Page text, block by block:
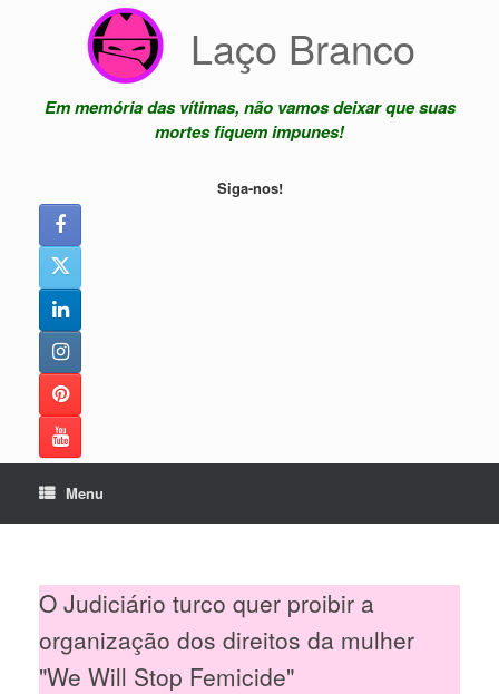
Laço Branco
Em memória das vítimas, não vamos deixar que suas
mortes fiquem impunes!
Siga-nos!
Menu
O Judiciário turco quer proibir a
organização dos direitos da mulher
"We Will Stop Femicide"